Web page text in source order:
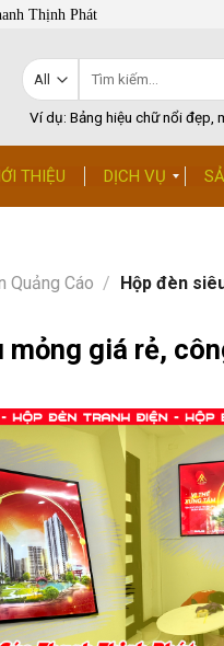
Thịnh Phát
kiếm:
Ví dụ: Bảng hiệu chữ nổi đẹp,
THIỆU DỊCH VỤ
Quảng Cáo / Hộp đèn
mỏng giá rẻ,